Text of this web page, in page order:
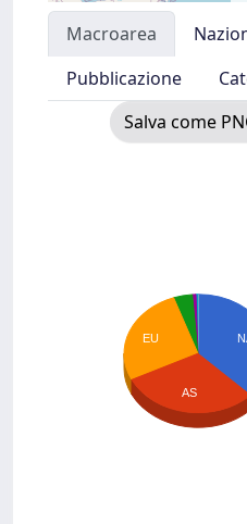
Macroarea
Pubblicazione
Salva come
EU
AS